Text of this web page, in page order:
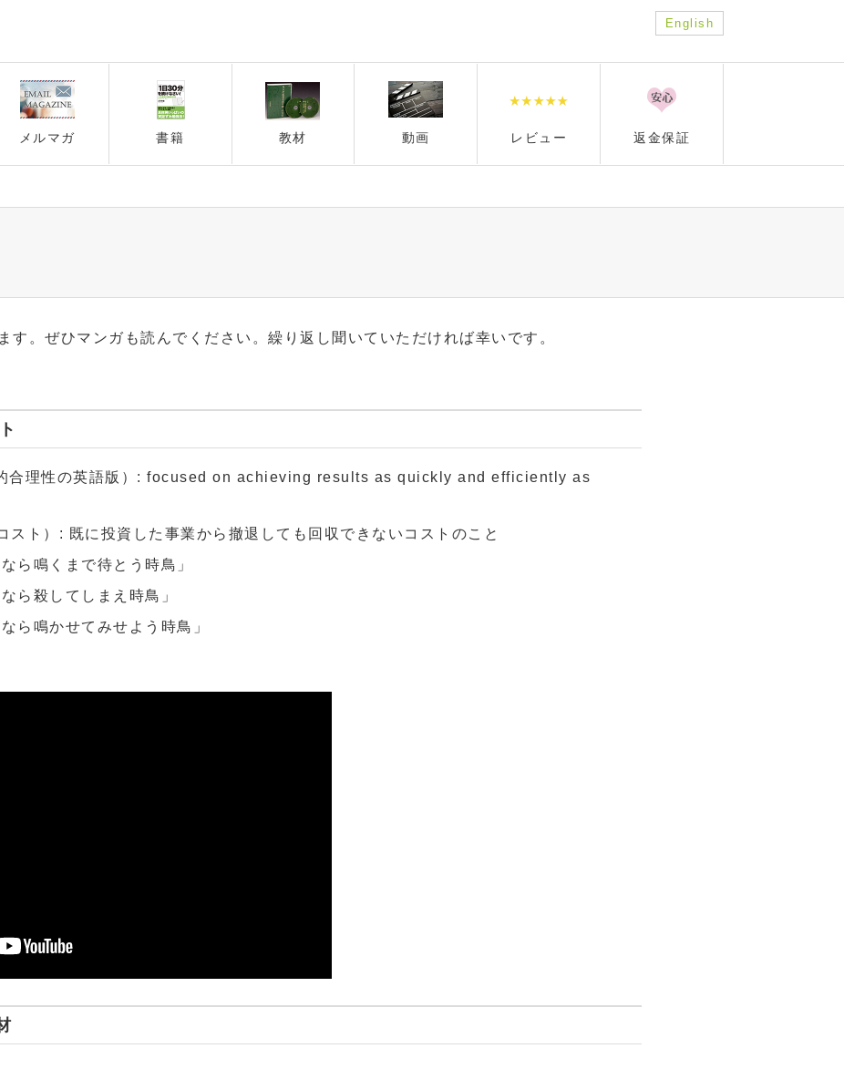
English
メルマガ 書籍 教材 動画 レビュー 返金保証
す。ぜひマンガも読んでください。繰り返し聞いていただければ幸いです。
合理性の英語版）: focused on achieving results as quickly and efficiently as
ト）: 既に投資した事業から撤退しても回収できないコストのこと
ら鳴くまで待とう時鳥」
ら殺してしまえ時鳥」
ら鳴かせてみせよう時鳥」